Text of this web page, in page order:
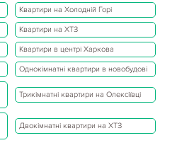
Квартири на Холодній Горі
Квартири на ХТЗ
Квартири в центрі Харкова
Однокімнатні квартири в новобудові
Трикімнатні квартири на Олексіївці
Двокімнатні квартири на ХТЗ